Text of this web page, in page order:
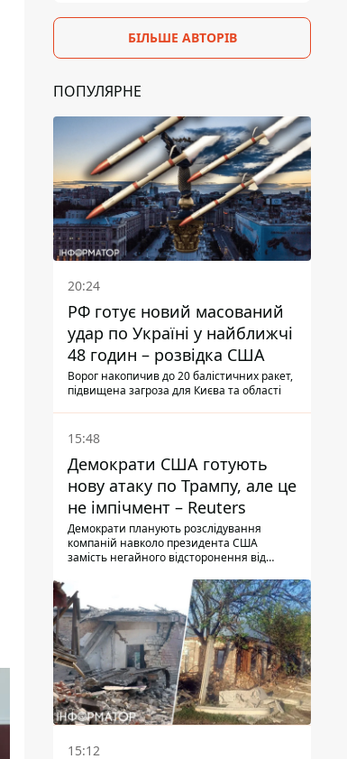
БІЛЬШЕ АВТОРІВ
ПОПУЛЯРНЕ
20:24
РФ готує новий масований
удар по Україні у найближчі
48 годин – розвідка США
Ворог накопичив до 20 балістичних ракет,
підвищена загроза для Києва та області
15:48
Демократи США готують
нову атаку по Трампу, але це
не імпічмент – Reuters
Демократи планують розслідування
компаній навколо президента США
замість негайного відсторонення від
15:12